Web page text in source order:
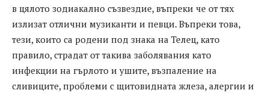
в цялото зодиакално съзвездие, въпреки че от тях
излизат отлични музиканти и певци. Въпреки това,
тези, които са родени под знака на Телец, като
правило, страдат от такива заболявания като
инфекции на гърлото и ушите, възпаление на
сливиците, проблеми с щитовидната жлеза, алергии и